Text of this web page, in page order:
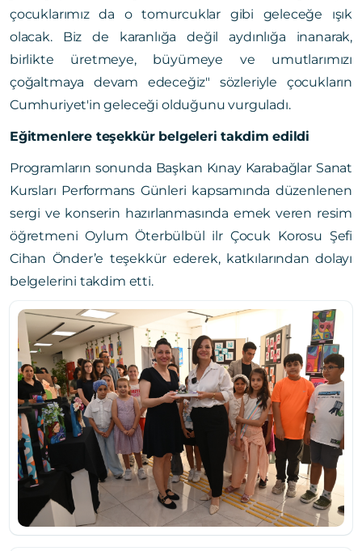
çocuklarımız da o tomurcuklar gibi geleceğe ışık
olacak. Biz de karanlığa değil aydınlığa inanarak,
birlikte üretmeye, büyümeye ve umutlarımızı
çoğaltmaya devam edeceğiz" sözleriyle çocukların
Cumhuriyet'in geleceği olduğunu vurguladı.
Eğitmenlere teşekkür belgeleri takdim edildi
Programların sonunda Başkan Kınay Karabağlar Sanat
Kursları Performans Günleri kapsamında düzenlenen
sergi ve konserin hazırlanmasında emek veren resim
öğretmeni Oylum Öterbülbül ilr Çocuk Korosu Şefi
Cihan Önder’e teşekkür ederek, katkılarından dolayı
belgelerini takdim etti.